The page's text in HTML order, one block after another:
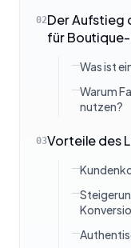
02Der Aufstieg
für
Was ist
Warum
nutzen?
03Vorteile des